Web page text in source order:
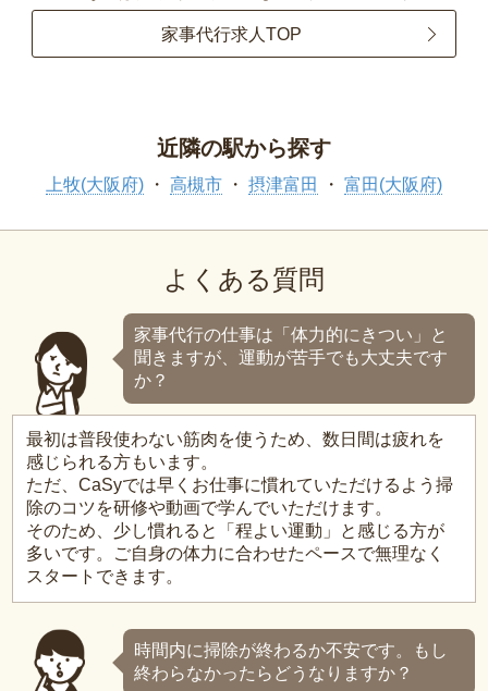
家事代行求人TOP
近隣の駅から探す
上牧(大阪府) 高槻市 摂津富田 富田(大阪府)
よくある質問
家事代行の仕事は「体力的にきつい」と
聞きますが、運動が苦手でも大丈夫です
か？
最初は普段使わない筋肉を使うため、数日間は疲れを
感じられる方もいます。
ただ、CaSyでは早くお仕事に慣れていただけるよう掃
除のコツを研修や動画で学んでいただけます。
そのため、少し慣れると「程よい運動」と感じる方が
多いです。ご自身の体力に合わせたペースで無理なく
スタートできます。
時間内に掃除が終わるか不安です。もし
終わらなかったらどうなりますか？